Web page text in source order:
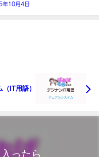
年10月4日
IT用語）
ったら